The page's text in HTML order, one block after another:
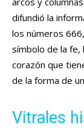
difundió la
los números
símbolo de la fe,
corazón que
de la forma de
Vitrales